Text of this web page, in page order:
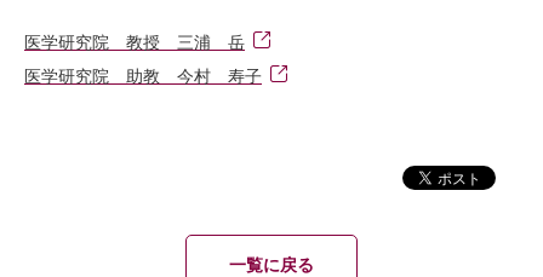
医学研究院 教授 三浦 岳
医学研究院 助教 今村 寿子
一覧に戻る